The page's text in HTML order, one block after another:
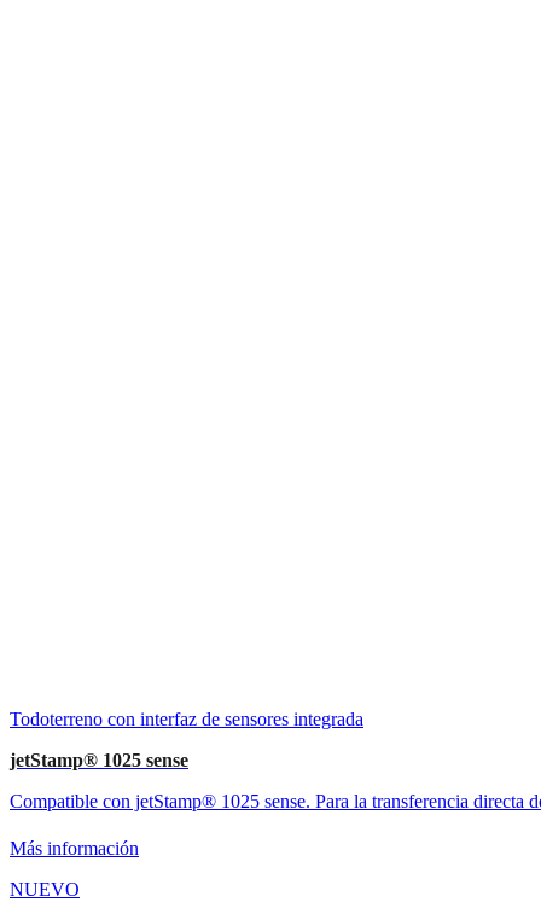
Todoterreno con interfaz de sensores integrada
jetStamp® 1025 sense
Compatible con jetStamp® 1025 sense. Para la transferencia directa
Más información
NUEVO